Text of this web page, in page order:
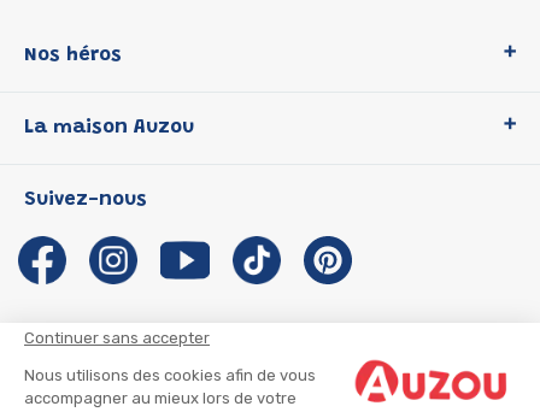
Continuer sans accepter
Nous utilisons des cookies afin de vous
accompagner au mieux lors de votre
Nos héros
P'tit Loup
Les Influenceuses
Migali
Petite Taupe
La maison Auzou
Notre histoire
Auzou s'engage
Auteurs et illustrateurs Auzou
Suivre mon colis
Suivez-nous
CGU